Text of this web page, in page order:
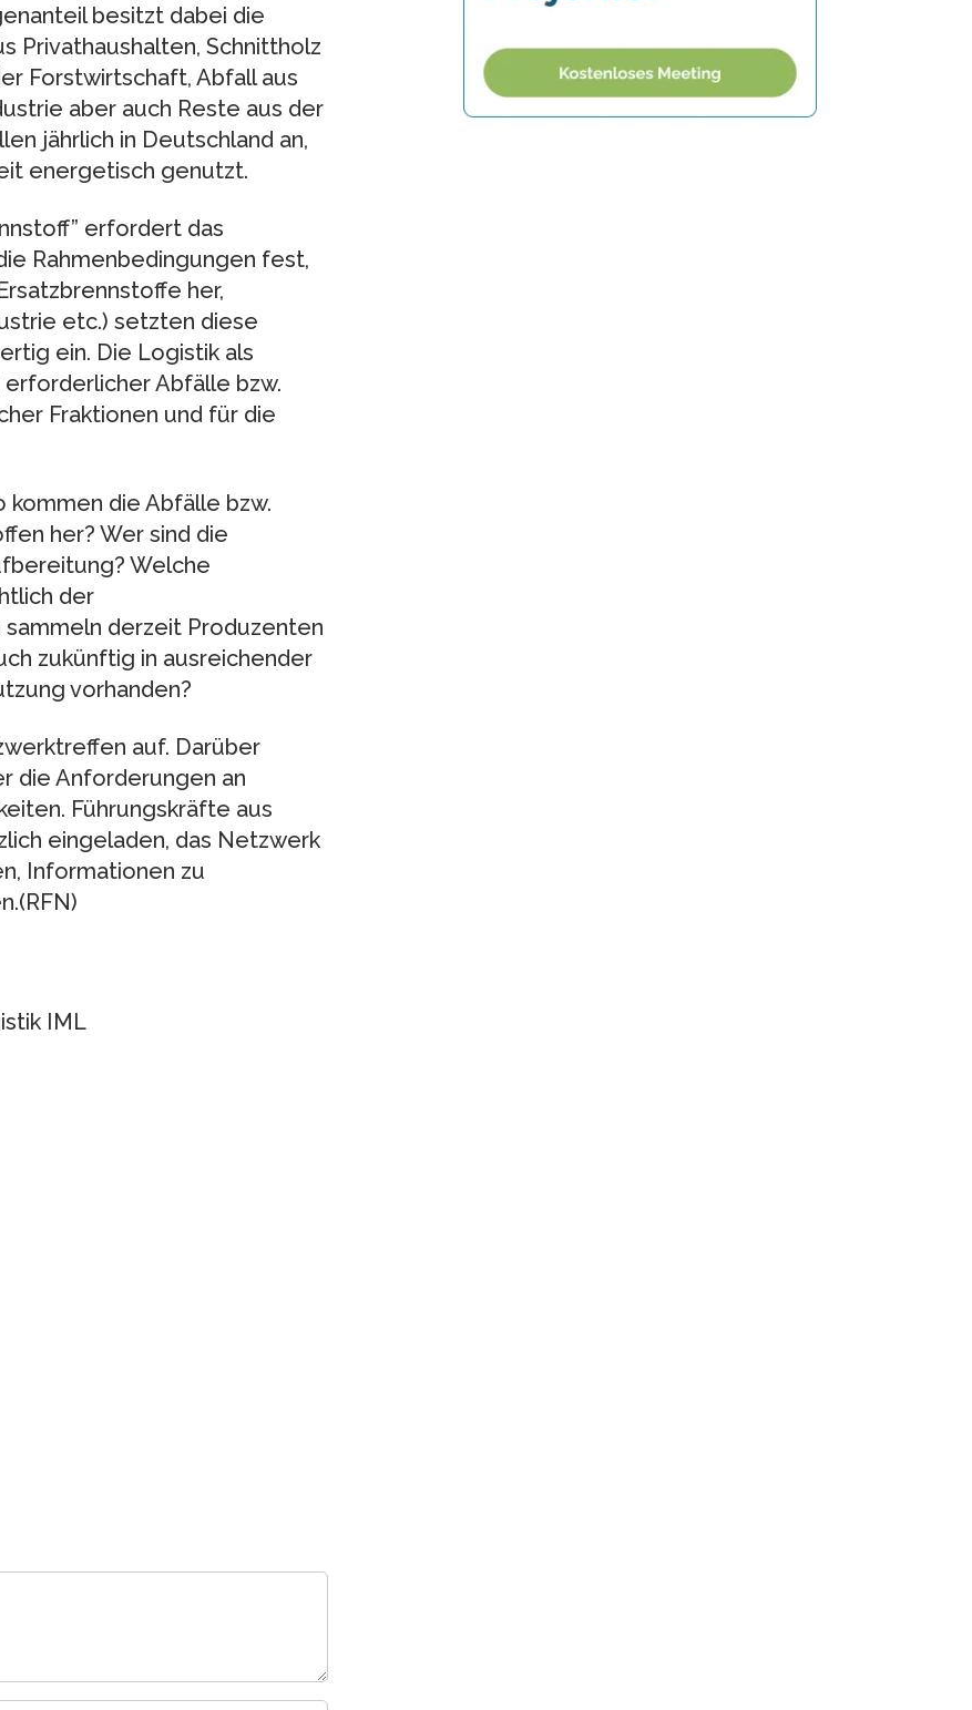
besitzt dabei die
Privathaushalten, Schnittholz
Forstwirtschaft, Abfall aus
aber auch Reste aus der
jährlich in Deutschland an,
energetisch genutzt.
erfordert das
Rahmenbedingungen fest,
her,
etc.) setzten diese
ein. Die Logistik als
Abfälle bzw.
Fraktionen und für die
kommen die Abfälle bzw.
her? Wer sind die
Welche
der
derzeit Produzenten
zukünftig in ausreichender
vorhanden?
auf. Darüber
die Anforderungen an
Führungskräfte aus
eingeladen, das Netzwerk
Informationen zu
IML